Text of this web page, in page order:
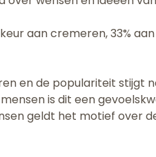
aan cremeren, 33%
en de populariteit stijgt
is dit een
geldt het motief over